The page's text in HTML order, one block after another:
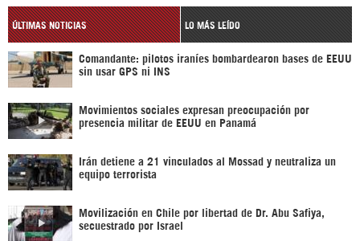
ÚLTIMAS NOTICIAS LO MÁS LEÍDO
Comandante: pilotos iraníes bombardearon bases de EEUU
sin usar GPS ni INS
Movimientos sociales expresan preocupación por
presencia militar de EEUU en Panamá
Irán detiene a 21 vinculados al Mossad y neutraliza un
equipo terrorista
Movilización en Chile por libertad de Dr. Abu Safiya,
secuestrado por Israel